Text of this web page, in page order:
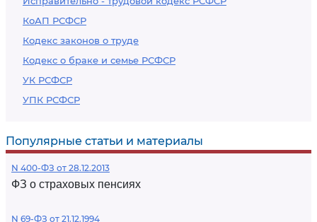
КоАП РСФСР
Кодекс законов о труде
Кодекс о браке и семье РСФСР
УК РСФСР
УПК РСФСР
Популярные статьи и материалы
N 400-ФЗ от 28.12.2013
ФЗ о страховых пенсиях
N 69-ФЗ от 21.12.1994